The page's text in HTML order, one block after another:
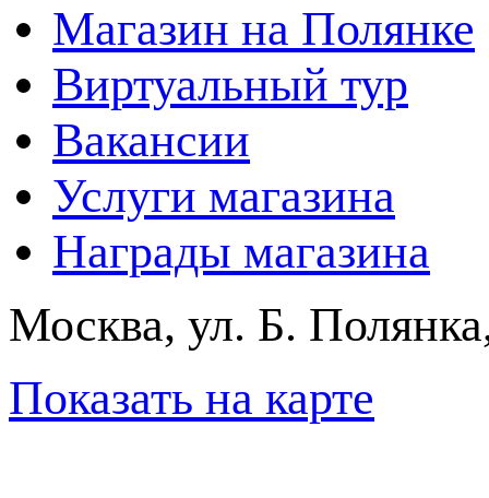
Магазин на Полянке
Виртуальный тур
Вакансии
Услуги магазина
Награды магазина
Москва, ул. Б.
Показать на карте